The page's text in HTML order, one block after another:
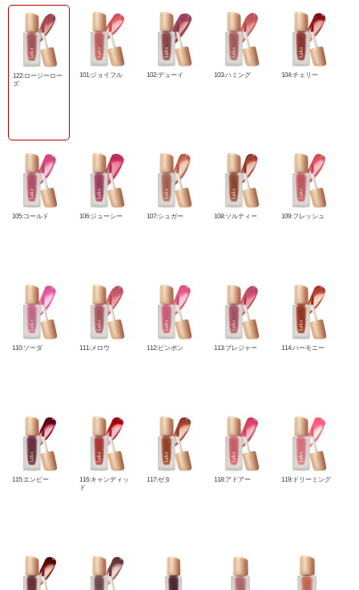
122:ロージーロー
ズ
101:ジョイフル 102:デューイ 103:ハミング 104:チェリー
105:コールド 106:ジューシー 107:シュガー 108:ソルティー 109:フレッシュ
110:ソーダ 111:メロウ 112:ピンポン 113:プレジャー 114:ハーモニー
115:エンビー
116:キャンディッ
ド
117:ゼタ 118:アドアー 119:ドリーミング